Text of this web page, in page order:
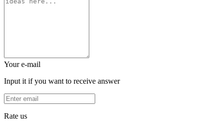
Your e-mail
Input it if you want to receive answer
Rate us